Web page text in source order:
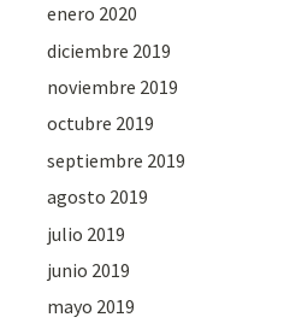
enero 2020
diciembre 2019
noviembre 2019
octubre 2019
septiembre 2019
agosto 2019
julio 2019
junio 2019
mayo 2019